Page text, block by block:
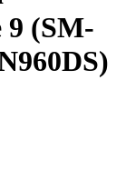
9 (SM-